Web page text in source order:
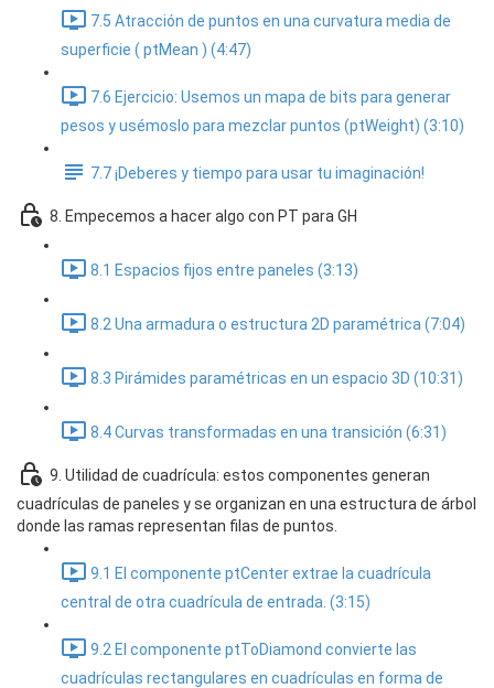
7.5 Atracción de puntos en una curvatura media de
superficie ( ptMean ) (4:47)
7.6 Ejercicio: Usemos un mapa de bits para generar
pesos y usémoslo para mezclar puntos (ptWeight) (3:10)
7.7 ¡Deberes y tiempo para usar tu imaginación!
8. Empecemos a hacer algo con PT para GH
8.1 Espacios fijos entre paneles (3:13)
8.2 Una armadura o estructura 2D paramétrica (7:04)
8.3 Pirámides paramétricas en un espacio 3D (10:31)
8.4 Curvas transformadas en una transición (6:31)
9. Utilidad de cuadrícula: estos componentes generan
cuadrículas de paneles y se organizan en una estructura de árbol
donde las ramas representan filas de puntos.
9.1 El componente ptCenter extrae la cuadrícula
central de otra cuadrícula de entrada. (3:15)
9.2 El componente ptToDiamond convierte las
cuadrículas rectangulares en cuadrículas en forma de